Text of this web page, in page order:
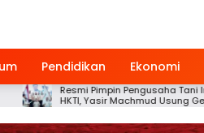
Pendidikan Ekonomi
Pengusaha Tani Indonesia
Machmud Usung Gerakan
Pangan Berbasis Petani